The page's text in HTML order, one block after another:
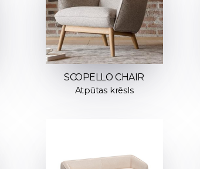
SCOPELLO CHAIR
Atpūtas krēsls